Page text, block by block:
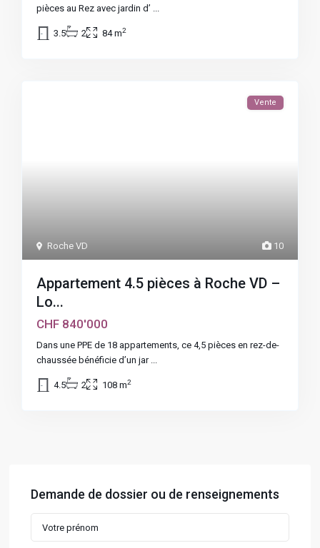
pièces au Rez avec jardin d’ ...
3.5 2 84 m2
10
Roche VD
Vente
Appartement 4.5 pièces à Roche VD –
Lo...
CHF 840'000
Dans une PPE de 18 appartements, ce 4,5 pièces en rez-de-
chaussée bénéficie d’un jar ...
4.5 2 108 m2
Demande de dossier ou de renseignements